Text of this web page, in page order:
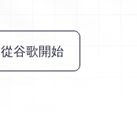
從谷歌開始